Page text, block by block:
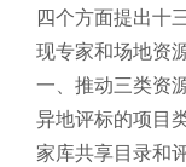
四个方面提出十
现专家和场地资
一、推动三类资
异地评标的项目
家库共享目录和